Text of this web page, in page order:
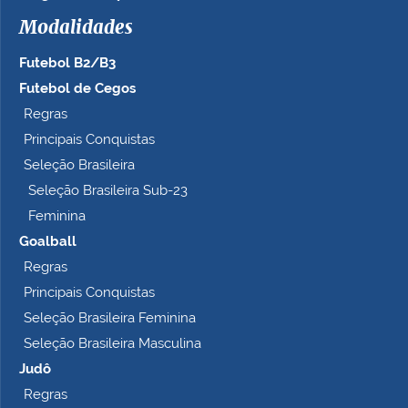
o
o
m
e
t
Modalidades
Futebol B2/B3
Futebol de Cegos
Regras
Principais Conquistas
Seleção Brasileira
Seleção Brasileira Sub-23
Feminina
Goalball
Regras
Principais Conquistas
Seleção Brasileira Feminina
Seleção Brasileira Masculina
Judô
Regras